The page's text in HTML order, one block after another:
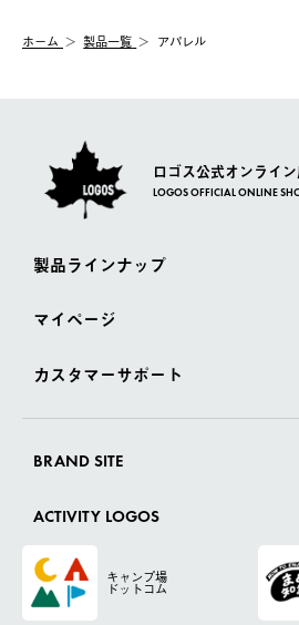
【配送業者】
佐川急便にて配送されます。
一度お手元の商品を返品いただき、ご
ホーム 製品一覧 アパレル
ロゴス公式オンライ
LOGOS OFFICIAL ONLINE
製品ラインナップ
マイページ
カスタマーサポート
BRAND SITE
ACTIVITY LOGOS
キャンプ場
ドットコム